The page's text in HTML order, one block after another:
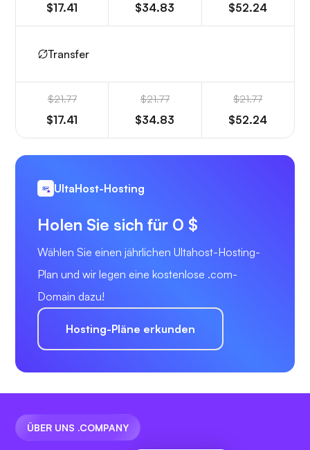
$17.41 $34.83 $52.24
Transfer
$21.77
$17.41
$21.77
$34.83
$21.77
$52.24
UltaHost-Hosting
Holen Sie sich für 0 $
Wählen Sie einen jährlichen Ultahost-Hosting-
Plan und wir legen eine kostenlose .com-
Domain dazu!
Hosting-Pläne erkunden
ÜBER UNS .COMPANY